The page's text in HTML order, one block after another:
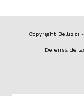
Copyright Bellizzi -
Defensa de